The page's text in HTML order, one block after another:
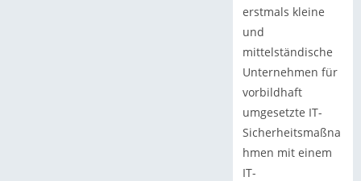
erstmals kleine
und
mittelständische
Unternehmen für
vorbildhaft
umgesetzte IT-
Sicherheitsmaßna
hmen mit einem
IT-